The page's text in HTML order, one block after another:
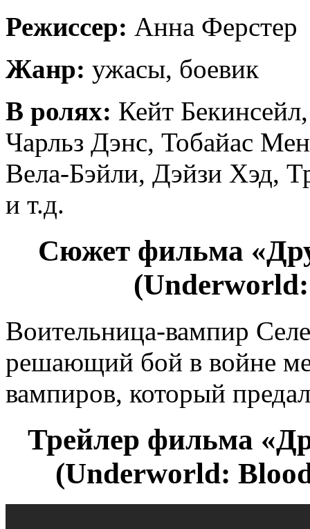
Режиссер: Анна Ферстер
Жанр: ужасы, боевик
В ролях: Кейт
Чарльз Дэнс, Тобайас
Вела-Бэйли, Дэйзи Хэд,
и т.д.
Сюжет фильма
Воительница-вампир
решающий бой в войне
вампиров, который
Трейлер фильма
(Underworld: